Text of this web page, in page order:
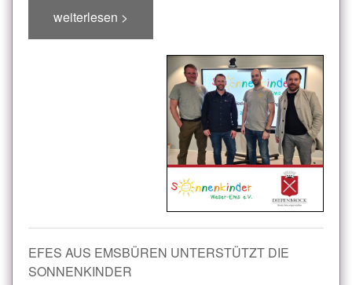
weiterlesen >
EFES AUS EMSBÜREN UNTERSTÜTZT DIE
SONNENKINDER